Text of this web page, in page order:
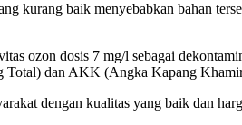
kurang baik menyebabkan bahan
ozon dosis 7 mg/l sebagai
dan AKK (Angka Kapang
dengan kualitas yang baik dan